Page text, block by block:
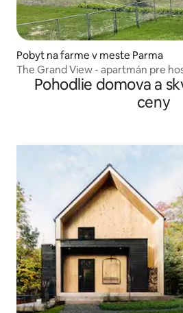
Pobyt na farme v meste Parma
The Grand View - apartmán pre
Pohodlie domova a
ceny